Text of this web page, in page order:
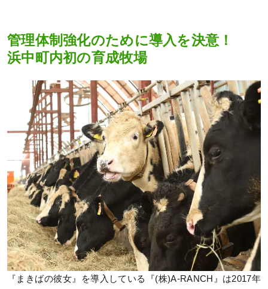
管理体制強化のために導入を決意！
浜中町内初の育成牧場
『まきばの彼女』を導入している『(株)A-RANCH』は2017年